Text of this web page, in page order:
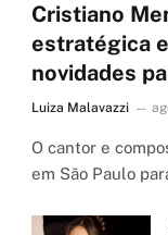
Cristiano
estratégica
novidades
Luiza Malavazzi
O cantor e
em São Paulo